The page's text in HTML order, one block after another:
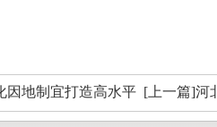
因地制宜打造高水平 [上一篇]河